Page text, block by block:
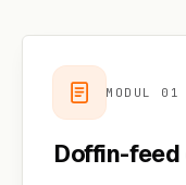
MODUL 01
Doffin-feed